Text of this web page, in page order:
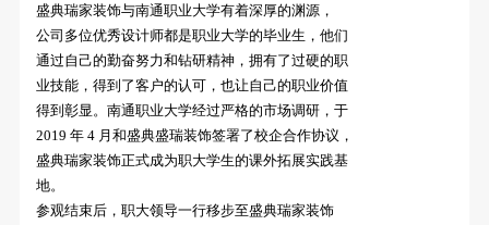
盛典瑞家装饰与南通职业大学有着深厚的渊源，
公司多位优秀设计师都是职业大学的毕业生，他们
通过自己的勤奋努力和钻研精神，拥有了过硬的职
业技能，得到了客户的认可，也让自己的职业价值
得到彰显。南通职业大学经过严格的市场调研，于
2019 年 4 月和盛典盛瑞装饰签署了校企合作协议，
盛典瑞家装饰正式成为职大学生的课外拓展实践基
地。
参观结束后，职大领导一行移步至盛典瑞家装饰